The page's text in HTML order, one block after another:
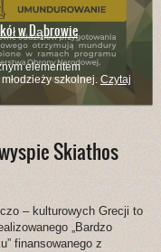
w Dąbrowie
elementem
szkolnej. Czytaj
Skiathos
– kulturowych Grecji to
„Bardzo
finansowanego z